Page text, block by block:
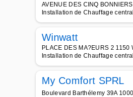
AVENUE DES CINQ
Installation de Chauffage
Winwatt
PLACE DES MA?EURS 2
Installation de Chauffage
My Comfort SPRL
Boulevard Barthélemy 39A